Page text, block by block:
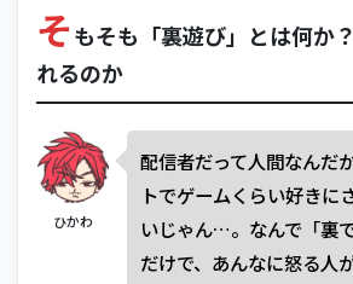
そもそも「裏遊び」とは何か
れるのか
ひかわ
配信者だって人間なんだ
トでゲームくらい好きに
いじゃん…。なんで「裏
だけで、あんなに怒る人